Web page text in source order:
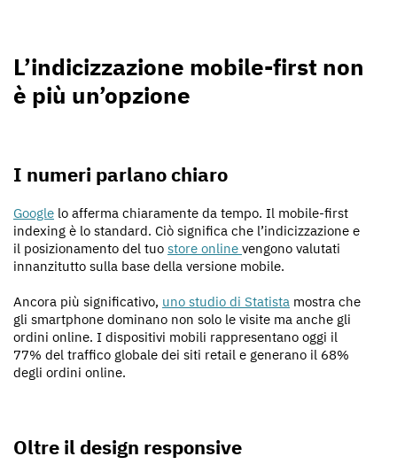
L’indicizzazione mobile-first non
è più un’opzione
I numeri parlano chiaro
Google lo afferma chiaramente da tempo. Il mobile-first
indexing è lo standard. Ciò significa che l’indicizzazione e
il posizionamento del tuo store online vengono valutati
innanzitutto sulla base della versione mobile.
Ancora più significativo, uno studio di Statista mostra che
gli smartphone dominano non solo le visite ma anche gli
ordini online. I dispositivi mobili rappresentano oggi il
77% del traffico globale dei siti retail e generano il 68%
degli ordini online.
Oltre il design responsive